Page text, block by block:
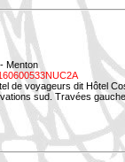
Menton
de voyageurs dit Hôtel
sud. Travées